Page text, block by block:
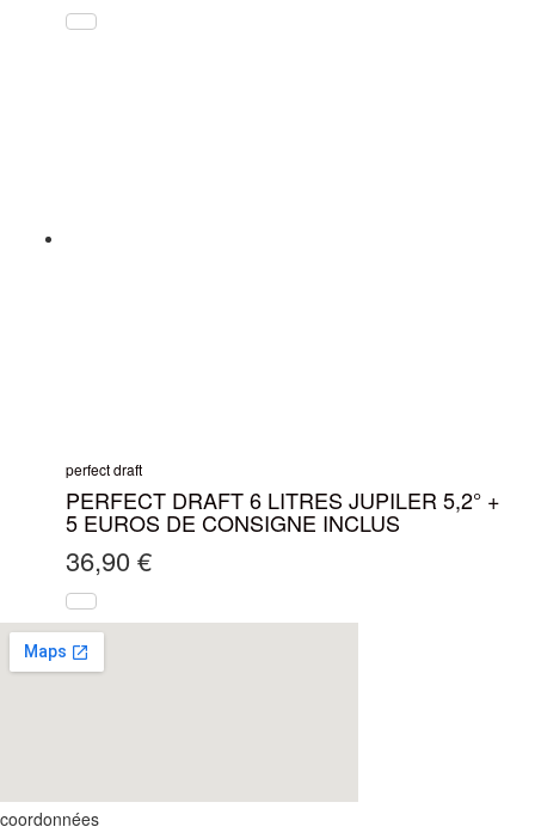
perfect draft
PERFECT DRAFT 6 LITRES JUPILER 5,2° +
5 EUROS DE CONSIGNE INCLUS
36,90 €
coordonnées